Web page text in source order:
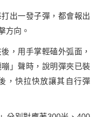
出一發子彈，都會報出
方向。
，用手掌輕磕外弧面，
」聲時，說明彈夾已裝
，快拉快放讓其自行彈